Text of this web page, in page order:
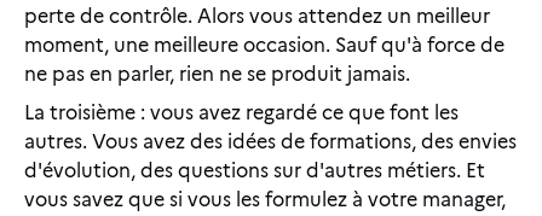
perte de contrôle. Alors vous attendez un meilleur
moment, une meilleure occasion. Sauf qu'à force de
ne pas en parler, rien ne se produit jamais.
La troisième : vous avez regardé ce que font les
autres. Vous avez des idées de formations, des envies
d'évolution, des questions sur d'autres métiers. Et
vous savez que si vous les formulez à votre manager,